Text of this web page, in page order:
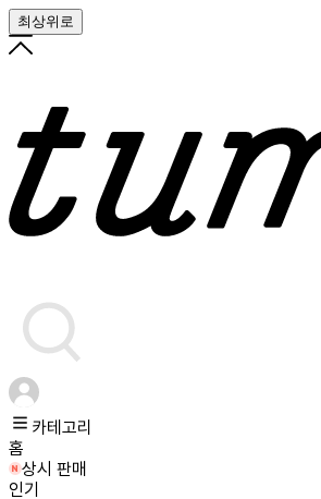
최상위로
카테고리
홈
상시 판매
인기